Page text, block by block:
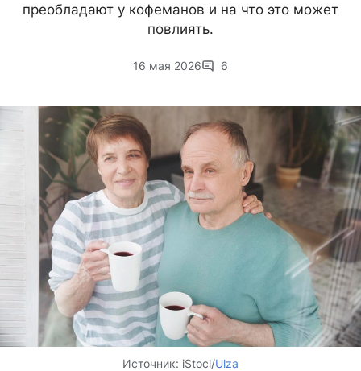
преобладают у кофеманов и на что это может
повлиять.
16 мая 2026 6
Источник: iStocl/Ulza